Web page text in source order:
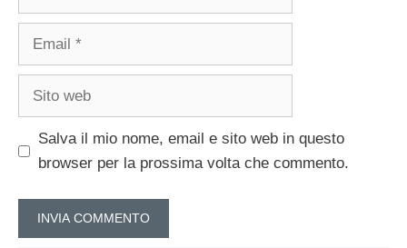
Email
Sito
Salva il mio nome, email e sito web in questo
browser per la prossima volta che commento.